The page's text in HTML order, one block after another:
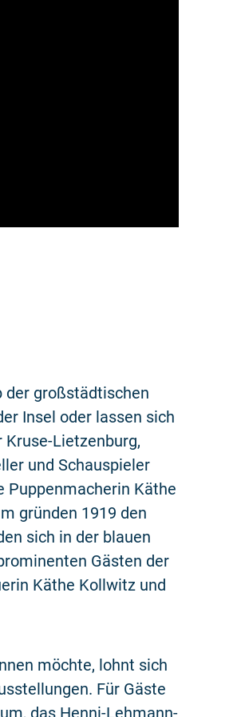
der großstädtischen
Insel oder lassen sich
Lietzenburg,
und Schauspieler
Puppenmacherin Käthe
gründen 1919 den
sich in der blauen
Gästen der
Käthe Kollwitz und
möchte, lohnt sich
Für Gäste
, das Henni-Lehmann-